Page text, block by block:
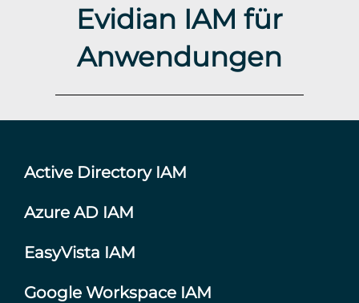
Evidian IAM für
Anwendungen
Active Directory IAM
Azure AD IAM
EasyVista IAM
Google Workspace IAM